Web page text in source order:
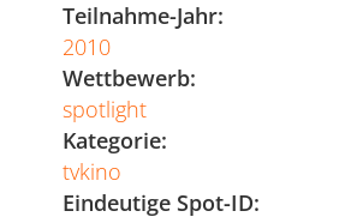
Teilnahme-Jahr:
2010
Wettbewerb:
spotlight
Kategorie:
tvkino
Eindeutige Spot-ID: